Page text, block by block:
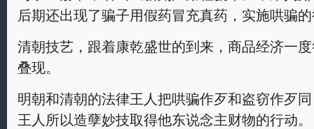
后期还出现了骗子用假药冒充真药，实施哄骗
清朝技艺，跟着康乾盛世的到来，商品经济一
叠现。
明朝和清朝的法律王人把哄骗作歹和盗窃作歹
王人所以造孽妙技取得他东说念主财物的行动。